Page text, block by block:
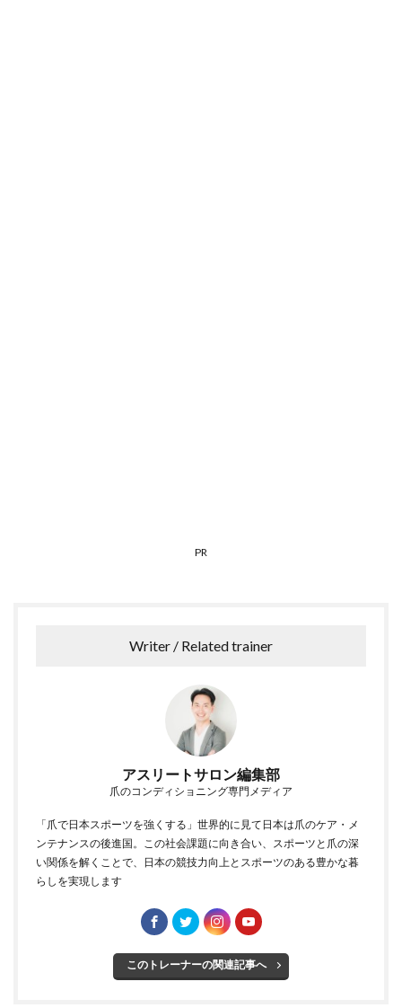
PR
Writer / Related trainer
アスリートサロン編集部
爪のコンディショニング専門メディア
「爪で日本スポーツを強くする」世界的に見て日本は爪のケア・メ
ンテナンスの後進国。この社会課題に向き合い、スポーツと爪の深
い関係を解くことで、日本の競技力向上とスポーツのある豊かな暮
らしを実現します
このトレーナーの関連記事へ